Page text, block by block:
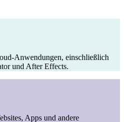
Anwendungen, einschließlich
und After Effects.
Apps und andere